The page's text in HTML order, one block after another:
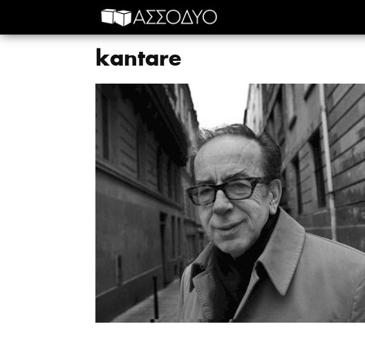
kantare